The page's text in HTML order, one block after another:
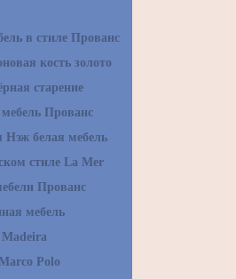
в стиле Прованс
кость золото
старение
мебель Прованс
белая мебель
стиле La Mer
Прованс
мебель
Polo